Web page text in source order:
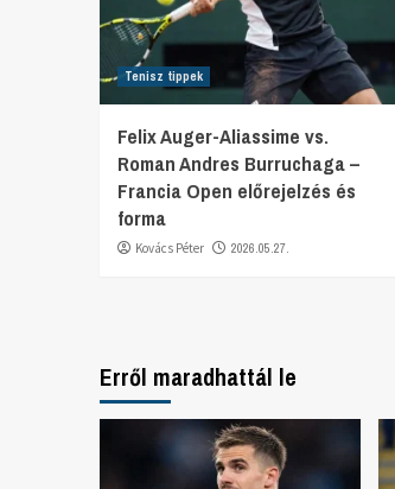
Tenisz tippek
Felix Auger-Aliassime vs.
Roman Andres Burruchaga –
Francia Open előrejelzés és
forma
Kovács Péter 2026.05.27.
Erről maradhattál le